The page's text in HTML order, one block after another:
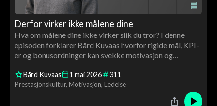
Derfor virker ikke målene dine
Hva om målene dine ikke virker slik du tror? I denne
episoden forklarer Bård Kuvaas hvorfor rigide mål, KPI-
er og bonusordninger kan svekke motivasjon og
Bård Kuvaas 1 mai2026 311
Prestasjonskultur Motivasjon Ledelse